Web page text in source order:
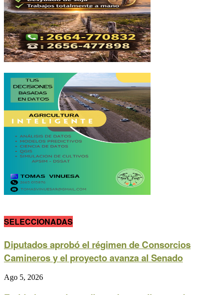
SELECCIONADAS
Diputados aprobó el régimen de Consorcios
Camineros y el proyecto avanza al Senado
Ago 5, 2026